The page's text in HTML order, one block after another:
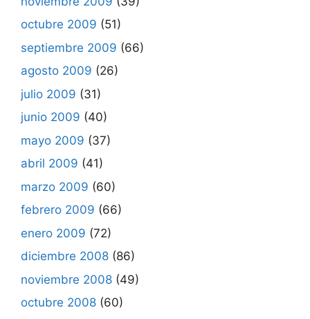
octubre 2009 (51)
septiembre 2009 (66)
agosto 2009 (26)
julio 2009 (31)
junio 2009 (40)
mayo 2009 (37)
abril 2009 (41)
marzo 2009 (60)
febrero 2009 (66)
enero 2009 (72)
diciembre 2008 (86)
noviembre 2008 (49)
octubre 2008 (60)